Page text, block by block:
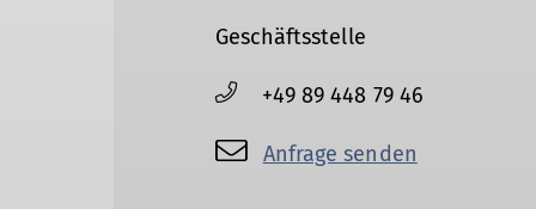
Geschäftsstelle
+49 89 448 79 46
Anfrage senden